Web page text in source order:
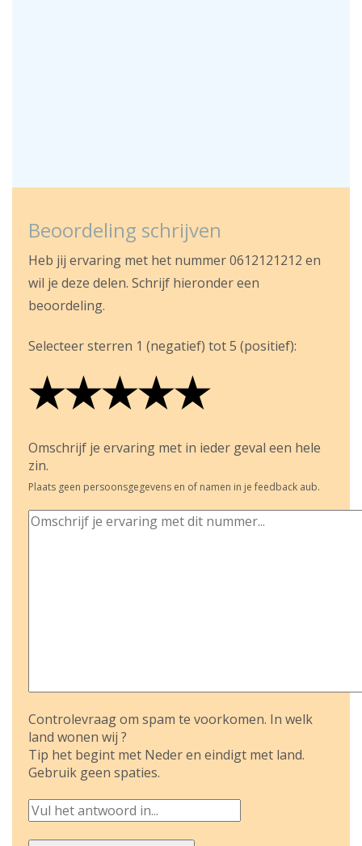
Beoordeling schrijven
Heb jij ervaring met het nummer 0612121212 en
wil je deze delen. Schrijf hieronder een
beoordeling.
Selecteer sterren 1 (negatief) tot 5 (positief):
★
★★
★★★
★★★★
★★★★★
Omschrijf je ervaring met in ieder geval een hele
zin.
Plaats geen persoonsgegevens en of namen in je feedback aub.
Controlevraag om spam te voorkomen. In welk
land wonen wij ?
Tip het begint met Neder en eindigt met land.
Gebruik geen spaties.